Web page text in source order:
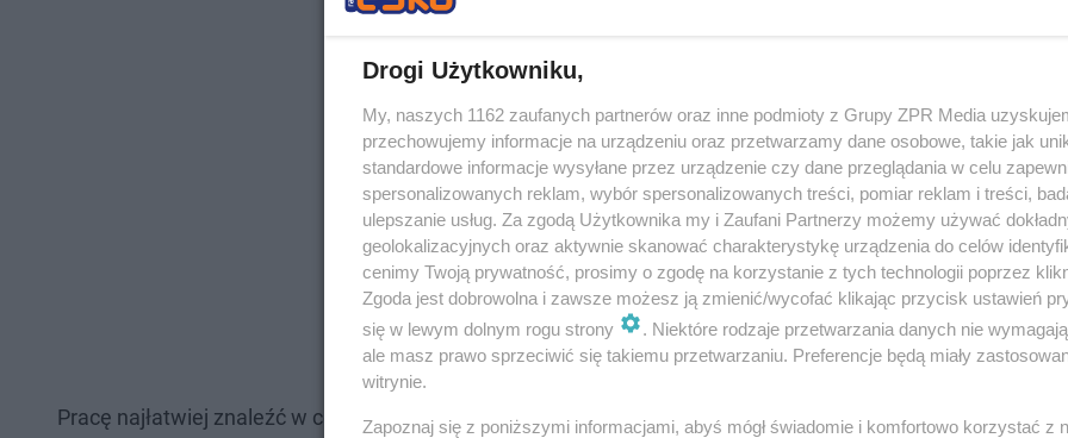
Pracę najłatwiej znaleźć w centrach handlowych i na jarmarkach bożonarodzeniowych, które są oblegane
Drogi Użytkowniku,
My, naszych 1162 zaufanych partnerów oraz inne podmioty z Grupy ZPR Media
przechowujemy informacje na urządzeniu oraz przetwarzamy dane osobowe, takie jak
standardowe informacje wysyłane przez urządzenie czy dane przeglądania w celu
spersonalizowanych reklam, wybór spersonalizowanych treści, pomiar reklam i treści,
ulepszanie usług. Za zgodą Użytkownika my i Zaufani Partnerzy możemy używać
geolokalizacyjnych oraz aktywnie skanować charakterystykę urządzenia do celów
cenimy Twoją prywatność, prosimy o zgodę na korzystanie z tych technologii poprzez
Zgoda jest dobrowolna i zawsze możesz ją zmienić/wycofać klikając przycisk ustawień
się w lewym dolnym rogu strony
. Niektóre rodzaje przetwarzania danych nie
ale masz prawo sprzeciwić się takiemu przetwarzaniu. Preferencje będą miały
witrynie.
Zapoznaj się z poniższymi informacjami, abyś mógł świadomie i komfortowo korzystać z